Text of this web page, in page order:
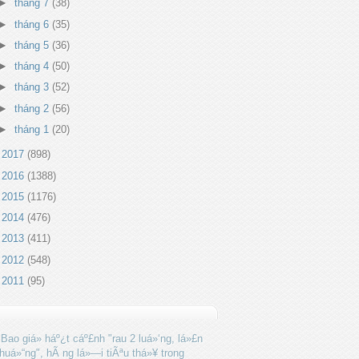
tháng 7 (38)
tháng 6 (35)
tháng 5 (36)
tháng 4 (50)
tháng 3 (52)
tháng 2 (56)
tháng 1 (20)
2017 (898)
2016 (1388)
2015 (1176)
2014 (476)
2013 (411)
2012 (548)
2011 (95)
Bao giá» háº¿t cáº£nh "rau 2 luá»‘ng, lá»£n
hÃ ng lá»—i tiÃªu thá»¥ trong